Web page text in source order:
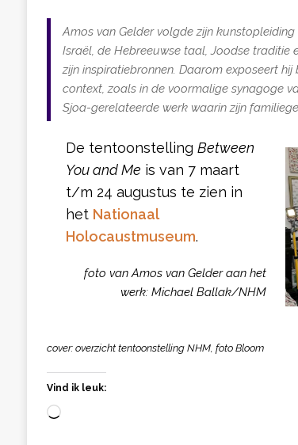
Amos van Gelder volgde zijn
Israël, de Hebreeuwse taal, Joodse traditie
zijn inspiratiebronnen. Daarom exposeert
context, zoals in de voormalige synagoge
Sjoa-gerelateerde werk waarin zijn
De tentoonstelling Between
You and Me is van 7 maart
t/m 24 augustus te zien in
het Nationaal
Holocaustmuseum.
foto van Amos van Gelder aan het
werk: Michael Ballak/NHM
cover: overzicht tentoonstelling NHM, foto Bloom
Vind ik leuk: